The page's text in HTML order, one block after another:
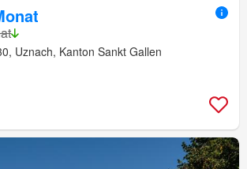
Uznach, Kanton Sankt Gallen